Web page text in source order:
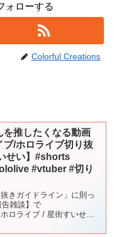
ォローする
Colorful Creations
を推したくなる動画
ブ/ホロライブ切り抜
せい】#shorts
#vtuber #切り
きガイドライン」に則っ
雑談】で
ロライブ / 星街すいせ